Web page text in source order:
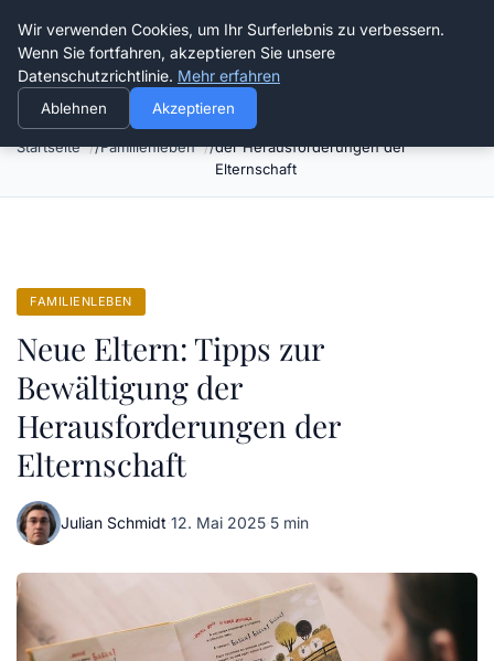
Verflixt-und-aufgetrennt.de
Startseite Familienleben
Neue Eltern: Tipps zur Bewältigung
der Herausforderungen der
Elternschaft
FAMILIENLEBEN
Neue Eltern: Tipps zur
Bewältigung der
Herausforderungen der
Elternschaft
Julian Schmidt·12. Mai 2025·5 min
Wir verwenden Cookies, um Ihr Surferlebnis zu verbessern.
Wenn Sie fortfahren, akzeptieren Sie unsere
Datenschutzrichtlinie. Mehr erfahren
Ablehnen Akzeptieren